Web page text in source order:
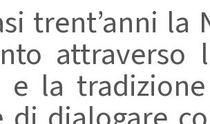
trent’anni
attraverso
e la